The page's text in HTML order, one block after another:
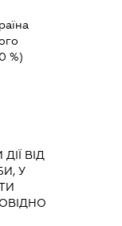
%)
ВІД
У